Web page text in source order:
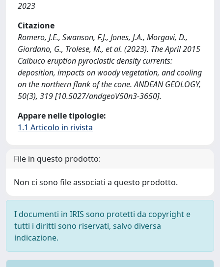
2023
Citazione
Romero, J.E., Swanson, F.J., Jones, J.A., Morgavi, D.,
Giordano, G., Trolese, M., et al. (2023). The April 2015
Calbuco eruption pyroclastic density currents:
deposition, impacts on woody vegetation, and cooling
on the northern flank of the cone. ANDEAN GEOLOGY,
50(3), 319 [10.5027/andgeoV50n3-3650].
Appare nelle tipologie:
1.1 Articolo in rivista
File in questo prodotto:
Non ci sono file associati a questo prodotto.
I documenti in IRIS sono protetti da copyright e
tutti i diritti sono riservati, salvo diversa
indicazione.